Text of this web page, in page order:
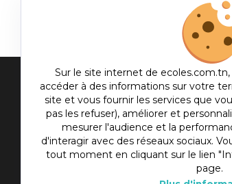
Sur le site internet de
accéder à des informations sur votre
site et vous fournir les services que
pas les refuser), améliorer et
mesurer l'audience et la
d'interagir avec des réseaux sociaux.
tout moment en cliquant sur le lien
page.